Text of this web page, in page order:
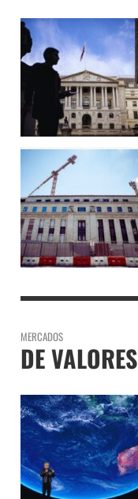
MERCADOS
DE VALORES